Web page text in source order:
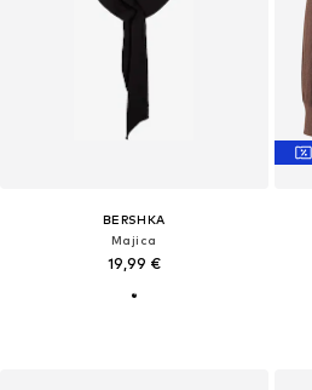
BERSHKA
Majica
19,99 €